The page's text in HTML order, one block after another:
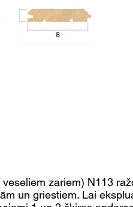
zariem) N113
un griestiem. Lai